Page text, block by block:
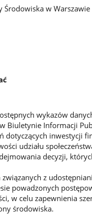
Środowiska w Warszawie
wykazów
Biuletynie Informacji
dotyczących inwestycji
udziału
decyzji,
związanych z
powadzonych
w celu zapewnienia
środowiska.